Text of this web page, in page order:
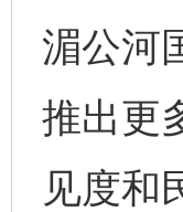
湄公河
推出更
见度和